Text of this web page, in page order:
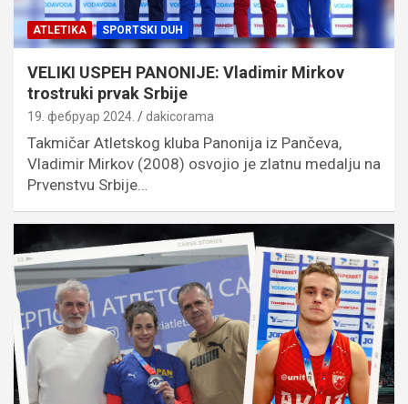
ATLETIKA SPORTSKI DUH
VELIKI USPEH PANONIJE: Vladimir Mirkov
trostruki prvak Srbije
19. фебруар 2024. dakicorama
Takmičar Atletskog kluba Panonija iz Pančeva,
Vladimir Mirkov (2008) osvojio je zlatnu medalju na
Prvenstvu Srbije…